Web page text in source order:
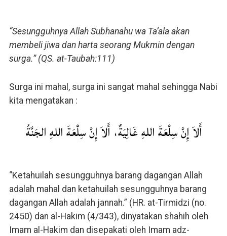
“Sesungguhnya Allah Subhanahu wa Ta’ala akan
membeli jiwa dan harta seorang Mukmin dengan
surga.” (QS. at-Taubah:111)
Surga ini mahal, surga ini sangat mahal sehingga Nabi
kita mengatakan :
أَلاَ إِنَّ سِلْعَةَ اللهِ غَالِيَةٌ، أَلاَ إِنَّ سِلْعَةَ اللهِ الجَنَّةُ
“Ketahuilah sesungguhnya barang dagangan Allah
adalah mahal dan ketahuilah sesungguhnya barang
dagangan Allah adalah jannah.” (HR. at-Tirmidzi (no.
2450) dan al-Hakim (4/343), dinyatakan shahih oleh
Imam al-Hakim dan disepakati oleh Imam adz-